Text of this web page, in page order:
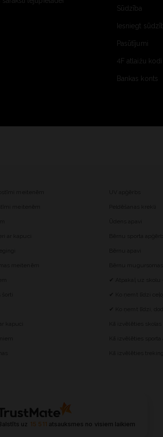
Sūdzība
Iesniegt
Pasūtījumi
4F atlaižu kodi
Bankas konts
uz 15 511 atsauksmes no visiem laikiem